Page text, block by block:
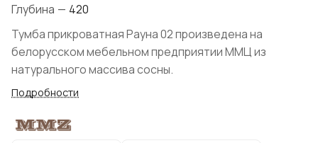
Глубина — 420
Тумба прикроватная Рауна 02 произведена на
белорусском мебельном предприятии ММЦ из
натурального массива сосны.
Подробности